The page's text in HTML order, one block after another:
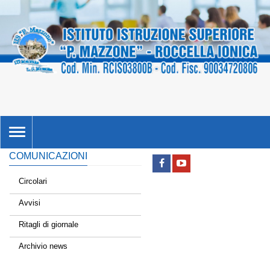
TOGGLE
NAVIGATION
COMUNICAZIONI
Circolari
Avvisi
Ritagli di giornale
Archivio news